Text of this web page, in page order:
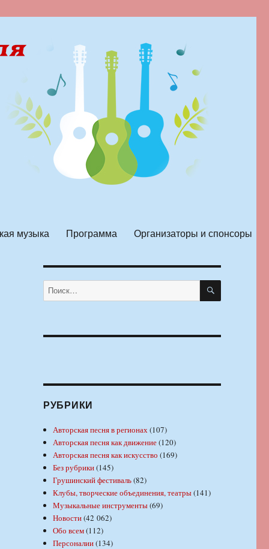
музыка Программа Организаторы и спонсоры
Искать: ПОИСК
РУБРИКИ
Авторская песня в регионах(107)
Авторская песня как движение(120)
Авторская песня как искусство (169)
Без рубрики(145)
Грушинский фестиваль(82)
Клубы, творческие объединения, театры(141)
Музыкальные инструменты(69)
Новости(42 062)
Обо всем(112)
Персоналии(134)